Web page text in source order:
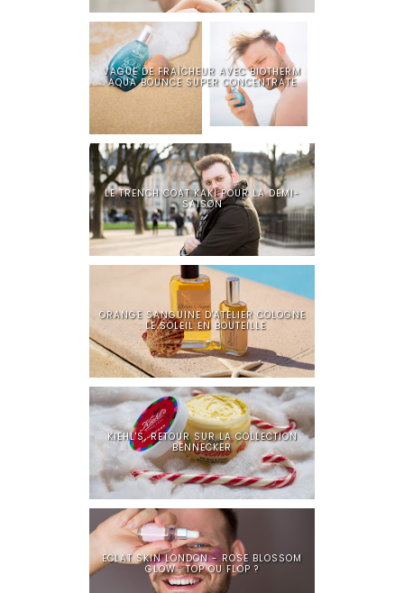
VAGUE DE FRAÎCHEUR AVEC BIOTHERM
AQUA BOUNCE SUPER CONCENTRATE
LE TRENCH COAT KAKI POUR LA DEMI-
SAISON
ORANGE SANGUINE D'ATELIER COLOGNE
: LE SOLEIL EN BOUTEILLE
KIEHL'S, RETOUR SUR LA COLLECTION
BENNECKER
ECLAT SKIN LONDON - ROSE BLOSSOM
GLOW : TOP OU FLOP ?